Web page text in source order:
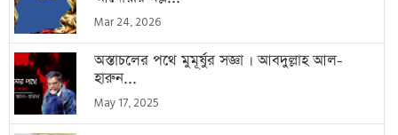
Mar 24, 2026
অস্তাচলের পথে মুমূর্ষুর সজ্ঞা । আবদুল্লাহ আল-
হারুন...
May 17, 2025